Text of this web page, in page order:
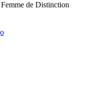
de Distinction